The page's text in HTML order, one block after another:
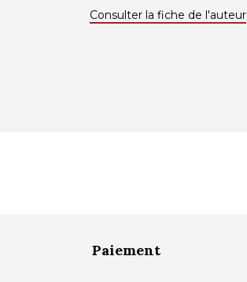
Consulter la fiche de l'auteur
Paiement